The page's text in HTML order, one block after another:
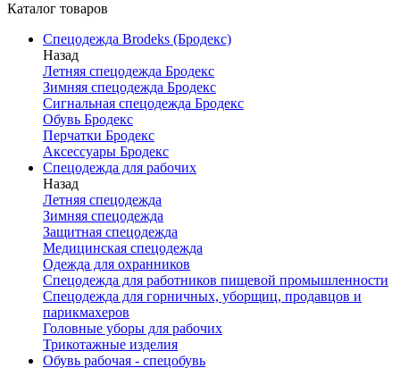
Каталог товаров
Спецодежда Brodeks (Бродекс)
Назад
Летняя спецодежда Бродекс
Зимняя спецодежда Бродекс
Сигнальная спецодежда Бродекс
Обувь Бродекс
Перчатки Бродекс
Аксессуары Бродекс
Спецодежда для рабочих
Назад
Летняя спецодежда
Зимняя спецодежда
Защитная спецодежда
Медицинская спецодежда
Одежда для охранников
Спецодежда для работников пищевой промышленности
Спецодежда для горничных, уборщиц, продавцов и
парикмахеров
Головные уборы для рабочих
Трикотажные изделия
Обувь рабочая - спецобувь